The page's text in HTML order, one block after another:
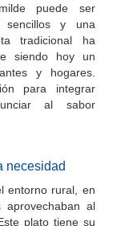
puede ser
sencillos y una
tradicional ha
siendo hoy un
y hogares.
para integrar
al sabor
necesidad
entorno rural, en
al
plato tiene su